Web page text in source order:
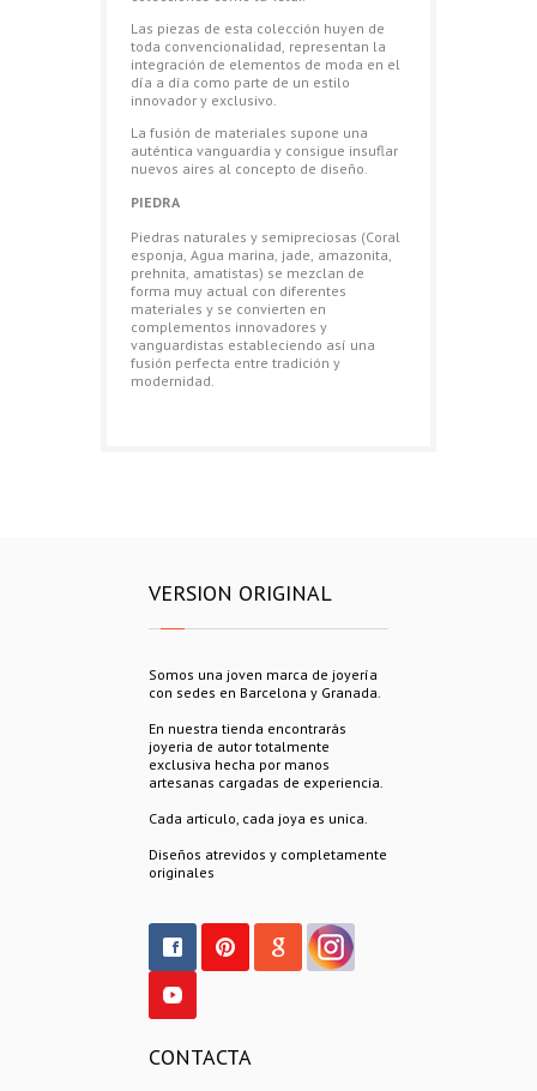
Las piezas de esta colección huyen de
toda convencionalidad, representan la
integración de elementos de moda en el
día a día como parte de un estilo
innovador y exclusivo.
La fusión de materiales supone una
auténtica vanguardia y consigue insuflar
nuevos aires al concepto de diseño.
PIEDRA
Piedras naturales y semipreciosas (Coral
esponja, Agua marina, jade, amazonita,
prehnita, amatistas) se mezclan de
forma muy actual con diferentes
materiales y se convierten en
complementos innovadores y
vanguardistas estableciendo así una
fusión perfecta entre tradición y
modernidad.
VERSION ORIGINAL
Somos una joven marca de joyería
con sedes en Barcelona y Granada.
En nuestra tienda encontrarás
joyeria de autor totalmente
exclusiva hecha por manos
artesanas cargadas de experiencia.
Cada articulo, cada joya es unica.
Diseños atrevidos y completamente
originales
CONTACTA